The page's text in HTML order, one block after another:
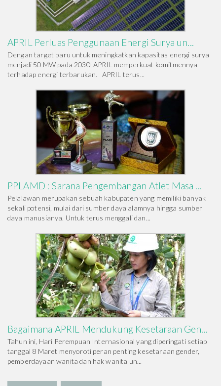
APRIL Perluas Penggunaan Energi Surya un...
Dengan target baru untuk meningkatkan kapasitas energi surya
menjadi 50 MW pada 2030, APRIL memperkuat komitmennya
terhadap energi terbarukan. APRIL terus...
PPLAMD : Sarana Pengembangan Atlet Masa ...
Pelalawan merupakan sebuah kabupaten yang memiliki banyak
sekali potensi, mulai dari sumber daya alamnya hingga sumber
daya manusianya. Untuk terus menggali dan...
Bagaimana APRIL Mendukung Kesetaraan Gen...
Tahun ini, Hari Perempuan Internasional yang diperingati setiap
tanggal 8 Maret menyoroti peran penting kesetaraan gender,
pemberdayaan wanita dan hak wanita un...